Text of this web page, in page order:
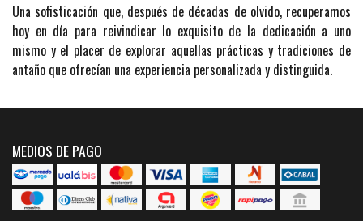
Una sofisticación que, después de décadas de olvido, recuperamos
hoy en día para reivindicar lo exquisito de la dedicación a uno
mismo y el placer de explorar aquellas prácticas y tradiciones de
antaño que ofrecían una experiencia personalizada y distinguida.
MEDIOS DE PAGO